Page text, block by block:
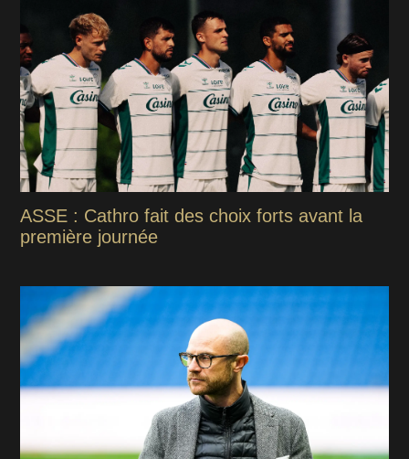
ASSE : Cathro fait des choix forts avant la
première journée